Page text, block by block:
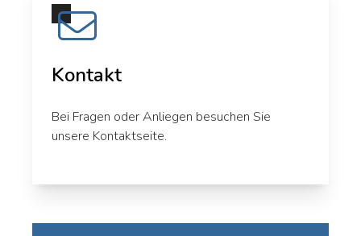
Kontakt
Bei Fragen oder Anliegen besuchen Sie
unsere Kontaktseite.